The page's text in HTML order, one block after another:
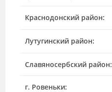
Краснодонский район:
Лутугинский район:
Славяносербский район:
г. Ровеньки: